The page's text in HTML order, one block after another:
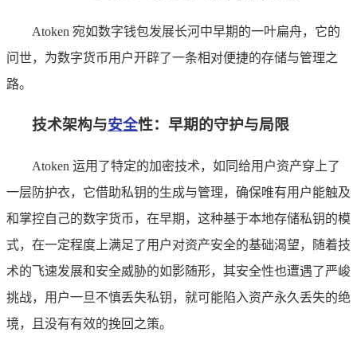
Atoken 宛如数字钱包发展长河中早期的一叶扁舟，它的
问世，为数字货币用户开辟了一条相对便捷的存储与管理之
路。
技术架构与安全性：早期的守护与局限
Atoken 运用了特定的加密技术，如同给用户资产穿上了
一层防护衣，它借助私钥的生成与管理，确保唯有用户能触及
和掌控自己的数字货币，在早期，这种基于本地存储私钥的模
式，在一定程度上满足了用户对资产安全的基础渴望，随着技
术的飞速发展和安全威胁的如影随形，其安全性也遭遇了严峻
挑战，用户一旦不慎丢失私钥，就可能陷入资产永久丢失的绝
境，且没有有效的挽回之策。